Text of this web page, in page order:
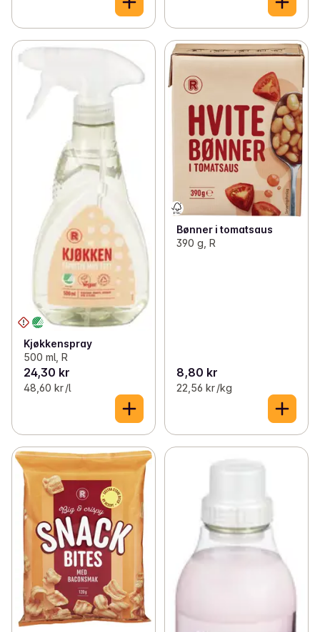
Kjøkkenspray
500 ml, R
24,30 kr
48,60 kr /l
Bønner i tomatsaus
390 g, R
8,80 kr
22,56 kr /kg